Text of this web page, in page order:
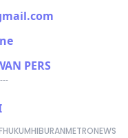
PERS
HUKUMHIBURANMETRONEWS